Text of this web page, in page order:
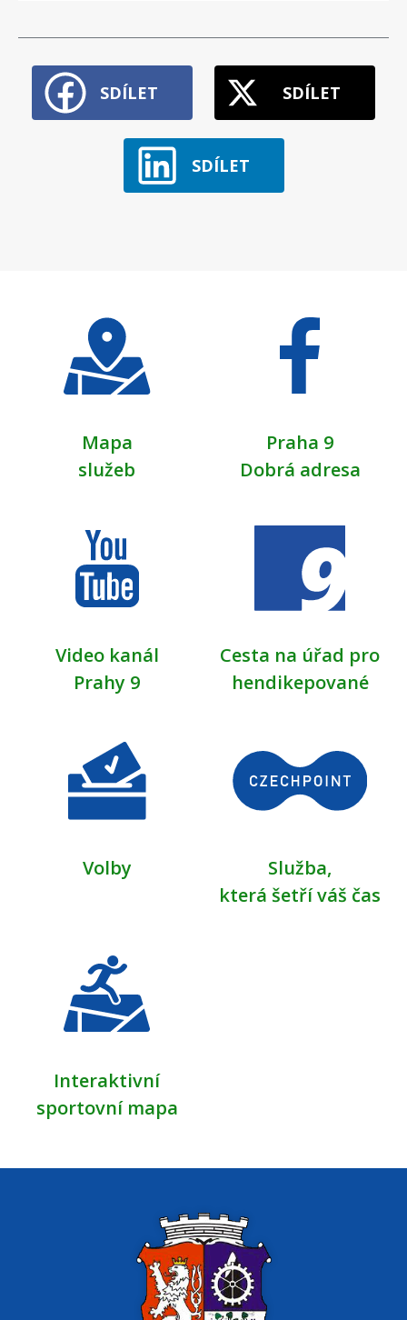
SDÍLET SDÍLET
SDÍLET
Mapa
služeb
Praha 9
Dobrá adresa
Video kanál
Prahy 9
Cesta na úřad pro
hendikepované
Volby
Služba,
která šetří váš čas
Interaktivní
sportovní mapa